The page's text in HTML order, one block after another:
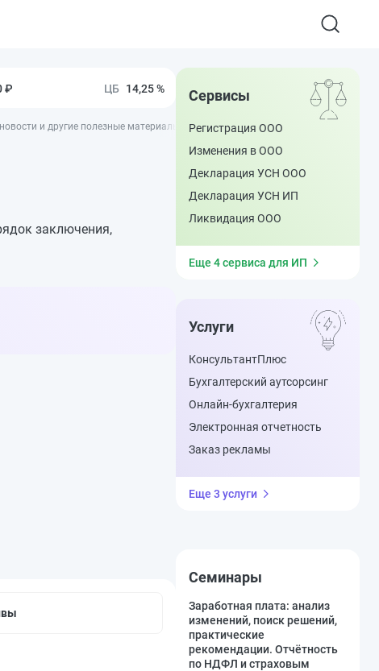
₽ 14,25 %
и другие полезные материалы - ППТ
заключения,
Сервисы
Регистрация ООО
Изменения в ООО
Декларация УСН ООО
Декларация УСН ИП
Ликвидация ООО
Еще 4 сервиса для ИП
Услуги
КонсультантПлюс
Бухгалтерский аутсорсинг
Онлайн-бухгалтерия
Электронная отчетность
Заказ рекламы
Еще 3 услуги
Семинары
Заработная плата: анализ
изменений, поиск решений,
практические
рекомендации. Отчётность
по НДФЛ и страховым